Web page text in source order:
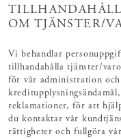
OM TJÄNSTER/
Vi behandlar
tillhandahålla tjänster/
för vår administration
reklamationer, för att
du kontaktar vår
rättigheter och fullgöra